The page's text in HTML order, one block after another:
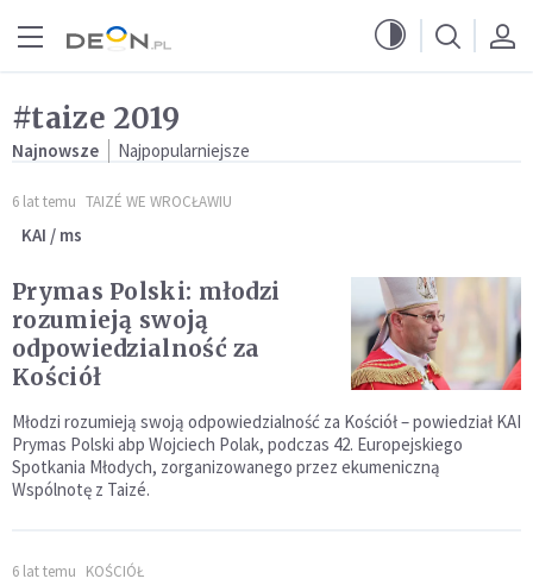
#taize 2019
Najnowsze Najpopularniejsze
6 lat temu TAIZÉ WE WROCŁAWIU
KAI / ms
Prymas Polski: młodzi
rozumieją swoją
odpowiedzialność za
Kościół
Młodzi rozumieją swoją odpowiedzialność za Kościół – powiedział KAI
Prymas Polski abp Wojciech Polak, podczas 42. Europejskiego
Spotkania Młodych, zorganizowanego przez ekumeniczną
Wspólnotę z Taizé.
6 lat temu KOŚCIÓŁ